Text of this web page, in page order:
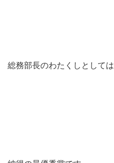
総務部長のわたくしとしては